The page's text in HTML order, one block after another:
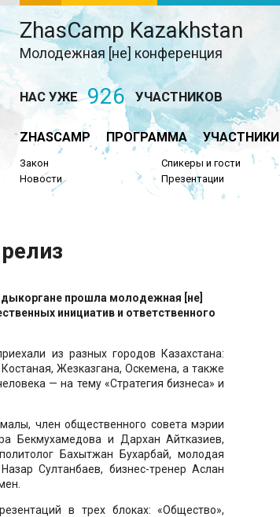
ZhasCamp Kazakhstan
Молодежная [не] конференция
НАС УЖЕ 926 УЧАСТНИКОВ
ZHASCAMP ПРОГРАММА УЧАСТНИКИ
Закон
Новости
Спикеры и гости
Презентации
прошла молодежная [не]
инициатив и ответственного
из разных городов Казахстана:
Жезказгана, Оскемена, а также
— на тему «Стратегия бизнеса» и
член общественного совета мэрии
Бекмухамедова и Дархан Айтказиев,
Бахытжан Бухарбай, молодая
Султанбаев, бизнес-тренер Аслан
в трех блоках: «Общество»,